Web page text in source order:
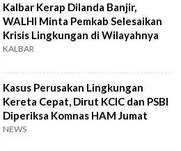
Kalbar Kerap Dilanda Banjir,
WALHI Minta Pemkab Selesaikan
Krisis Lingkungan di Wilayahnya
KALBAR
Kasus Perusakan Lingkungan
Kereta Cepat, Dirut KCIC dan PSBI
Diperiksa Komnas HAM Jumat
NEWS